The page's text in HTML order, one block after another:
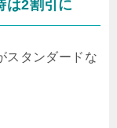
は2割引に
スタンダードな